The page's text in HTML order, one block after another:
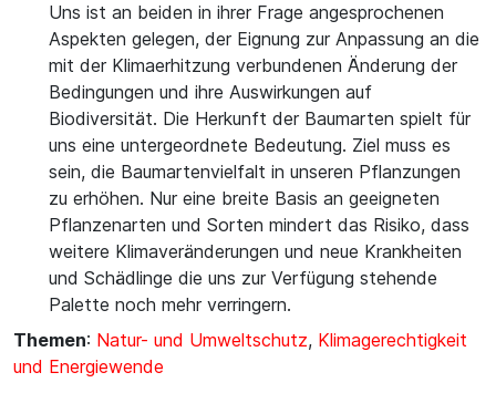
Uns ist an beiden in ihrer Frage angesprochenen
Aspekten gelegen, der Eignung zur Anpassung an die
mit der Klimaerhitzung verbundenen Änderung der
Bedingungen und ihre Auswirkungen auf
Biodiversität. Die Herkunft der Baumarten spielt für
uns eine untergeordnete Bedeutung. Ziel muss es
sein, die Baumartenvielfalt in unseren Pflanzungen
zu erhöhen. Nur eine breite Basis an geeigneten
Pflanzenarten und Sorten mindert das Risiko, dass
weitere Klimaveränderungen und neue Krankheiten
und Schädlinge die uns zur Verfügung stehende
Palette noch mehr verringern.
Themen: Natur- und Umweltschutz, Klimagerechtigkeit
und Energiewende